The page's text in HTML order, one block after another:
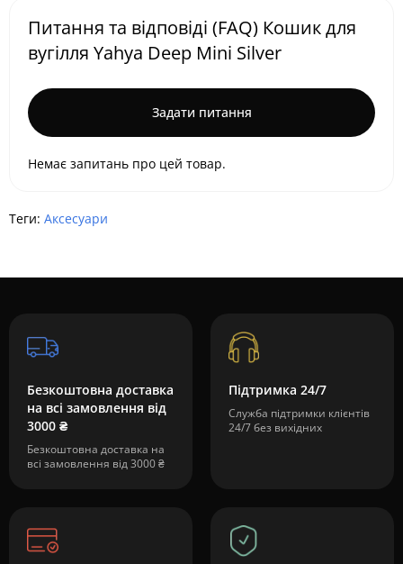
Питання та відповіді (FAQ) Кошик для
вугілля Yahya Deep Mini Silver
Задати питання
Немає запитань про цей товар.
Теги: Аксесуари
Безкоштовна доставка
на всі замовлення від
3000 ₴
Безкоштовна доставка на
всі замовлення від 3000 ₴
Підтримка 24/7
Служба підтримки клієнтів
24/7 без вихідних